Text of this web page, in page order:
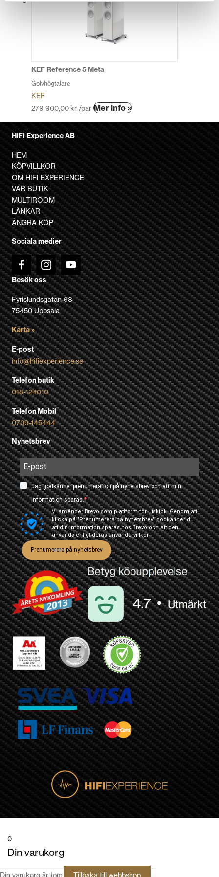
kan
KEF Reference 5 Meta
Golvhögtalare
KEF
279 900,00 kr /par Mer info »Den
varianter.
De
olika
alternativen
kan
väljas
på
produktsidan
HiFi Experience AB
HEM
KÖPVILLKOR
OM HIFI EXPERIENCE
VÅR BUTIK
MULTIROOM
LÄNKAR
ÅNGRA KÖP
Sociala medier
Besök oss
Fyrislundsgatan 68
75450 Uppsala
Karta »
E-post
info@hifiexperience.se
Telefon butik
018-124010
Telefon Mobil
0709-145444
Nyhetsbrev
Jag godkänner prenumeration på nyhetsbrev och att min
information sparas.
Vi använder Brevo som plattform för utskick. Genom att
klicka på "Prenumerera på nyhetsbrev" godkänner du
att din information sparas hos Brevo och att den
används enligt derasanvändarvillkor
Prenumerera på nyhetsbrev
0
Din varukorg
Din varukorg är tom Tillbaka till webbshop